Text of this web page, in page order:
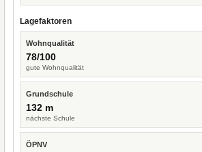
Lagefaktoren
Wohnqualität
78/100
gute Wohnqualität
Grundschule
132 m
nächste Schule
ÖPNV